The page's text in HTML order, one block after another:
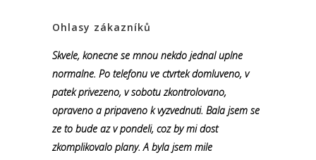
Ohlasy zákazníků
Skvele, konecne se mnou nekdo jednal uplne
normalne. Po telefonu ve ctvrtek domluveno, v
patek privezeno, v sobotu zkontrolovano,
opraveno a pripaveno k vyzvednuti. Bala jsem se
ze to bude az v pondeli, coz by mi dost
zkomplikovalo plany. A byla jsem mile